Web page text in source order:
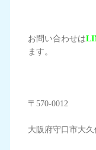
お問い合わせは
ます。
〒570-0012
大阪府守口市大久